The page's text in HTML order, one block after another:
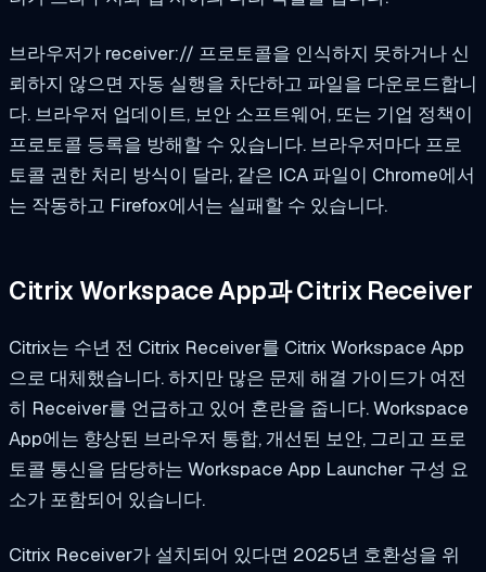
브라우저가 receiver:// 프로토콜을 인식하지 못하거나 신
뢰하지 않으면 자동 실행을 차단하고 파일을 다운로드합니
다. 브라우저 업데이트, 보안 소프트웨어, 또는 기업 정책이
프로토콜 등록을 방해할 수 있습니다. 브라우저마다 프로
토콜 권한 처리 방식이 달라, 같은 ICA 파일이 Chrome에서
는 작동하고 Firefox에서는 실패할 수 있습니다.
Citrix Workspace App과 Citrix Receiver
Citrix는 수년 전 Citrix Receiver를 Citrix Workspace App
으로 대체했습니다. 하지만 많은 문제 해결 가이드가 여전
히 Receiver를 언급하고 있어 혼란을 줍니다. Workspace
App에는 향상된 브라우저 통합, 개선된 보안, 그리고 프로
토콜 통신을 담당하는 Workspace App Launcher 구성 요
소가 포함되어 있습니다.
Citrix Receiver가 설치되어 있다면 2025년 호환성을 위